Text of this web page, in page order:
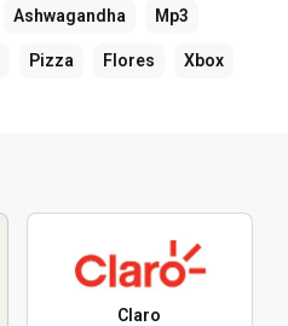
Ashwagandha Mp3
Pizza Flores Xbox
Claro